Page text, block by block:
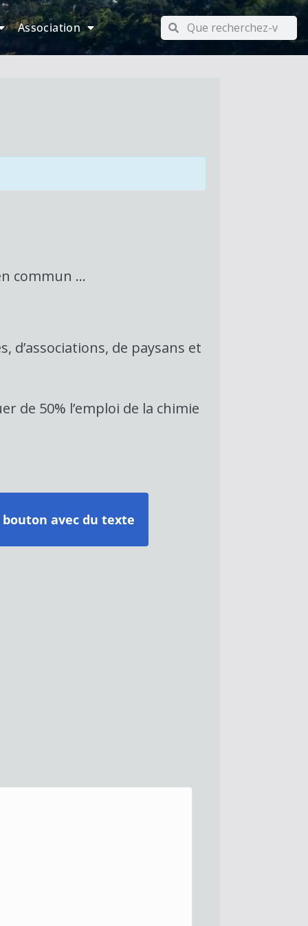
Association
commun …
d’associations, de paysans et
de 50% l’emploi de la chimie
avec du texte